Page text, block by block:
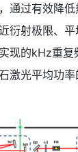
通过有效降
衍射极限、
现的kHz重复
激光平均功